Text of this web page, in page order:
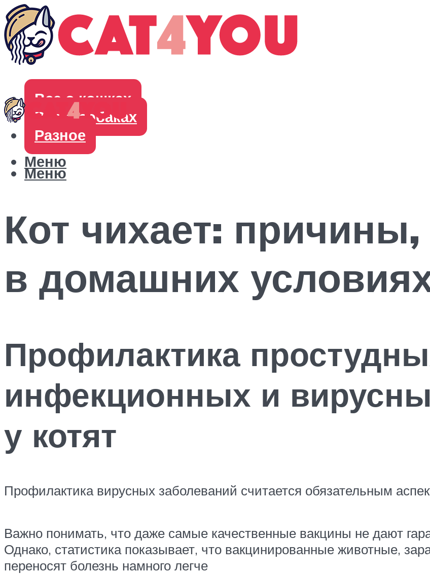
Все о кошках
Все о собаках
Разное
Меню
Меню
Кот чихает:
в домашних
Профилактика
инфекционных и
у котят
Профилактика вирусных заболеваний считается обязательным
Важно понимать, что даже самые качественные вакцины не дают
Однако, статистика показывает, что вакцинированные животные,
переносят болезнь намного легче